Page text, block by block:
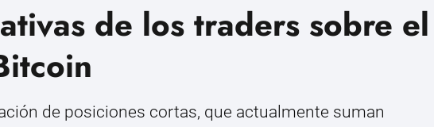
de los traders sobre el
de posiciones cortas, que actualmente suman